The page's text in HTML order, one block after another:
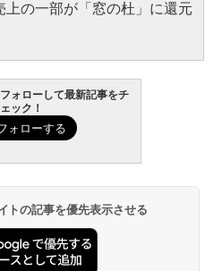
の一部が「窓の杜」に還元
ォローして最新記事をチ
ェック！
トの記事を優先表示させる